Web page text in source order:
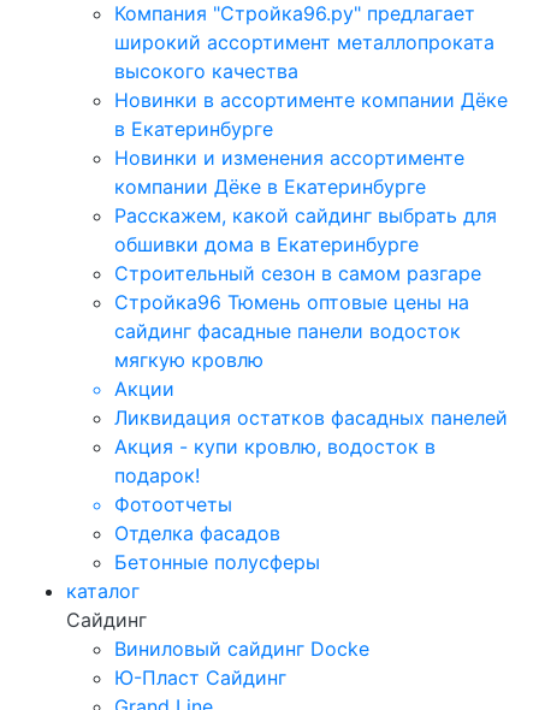
Компания "Стройка96.ру" предлагает
широкий ассортимент металлопроката
высокого качества
Новинки в ассортименте компании Дёке
в Екатеринбурге
Новинки и изменения ассортименте
компании Дёке в Екатеринбурге
Расскажем, какой сайдинг выбрать для
обшивки дома в Екатеринбурге
Строительный сезон в самом разгаре
Стройка96 Тюмень оптовые цены на
сайдинг фасадные панели водосток
мягкую кровлю
Акции
Ликвидация остатков фасадных панелей
Акция - купи кровлю, водосток в
подарок!
Фотоотчеты
Отделка фасадов
Бетонные полусферы
каталог
Сайдинг
Виниловый сайдинг Docke
Ю-Пласт Сайдинг